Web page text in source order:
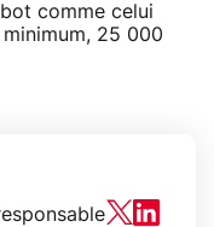
comme celui
25 000